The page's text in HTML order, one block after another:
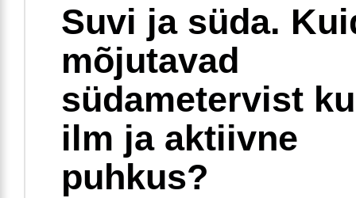
Suvi ja süda.
mõjutavad
südametervist
ilm ja aktiivne
puhkus?